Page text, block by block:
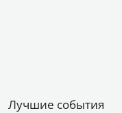
Лучшие события